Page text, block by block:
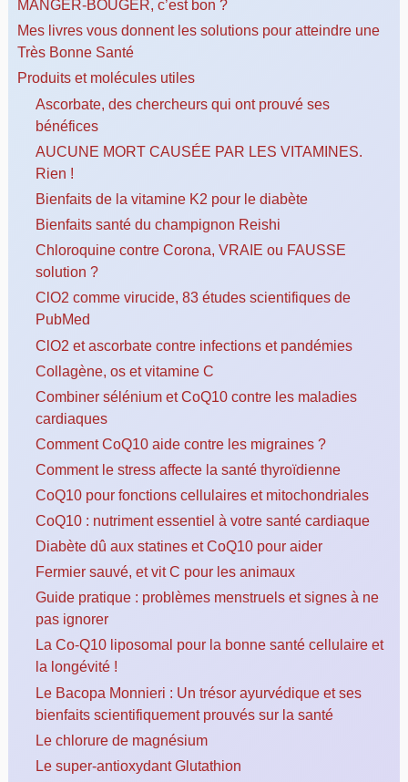
MANGER-BOUGER, c’est bon ?
Mes livres vous donnent les solutions pour atteindre une
Très Bonne Santé
Produits et molécules utiles
Ascorbate, des chercheurs qui ont prouvé ses
bénéfices
AUCUNE MORT CAUSÉE PAR LES VITAMINES.
Rien !
Bienfaits de la vitamine K2 pour le diabète
Bienfaits santé du champignon Reishi
Chloroquine contre Corona, VRAIE ou FAUSSE
solution ?
ClO2 comme virucide, 83 études scientifiques de
PubMed
ClO2 et ascorbate contre infections et pandémies
Collagène, os et vitamine C
Combiner sélénium et CoQ10 contre les maladies
cardiaques
Comment CoQ10 aide contre les migraines ?
Comment le stress affecte la santé thyroïdienne
CoQ10 pour fonctions cellulaires et mitochondriales
CoQ10 : nutriment essentiel à votre santé cardiaque
Diabète dû aux statines et CoQ10 pour aider
Fermier sauvé, et vit C pour les animaux
Guide pratique : problèmes menstruels et signes à ne
pas ignorer
La Co-Q10 liposomal pour la bonne santé cellulaire et
la longévité !
Le Bacopa Monnieri : Un trésor ayurvédique et ses
bienfaits scientifiquement prouvés sur la santé
Le chlorure de magnésium
Le super-antioxydant Glutathion